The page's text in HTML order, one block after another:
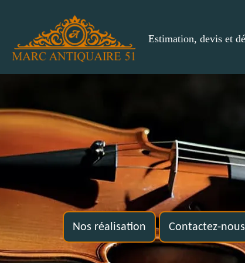
Estimation, devis et
Nos réalisation Contactez-nous